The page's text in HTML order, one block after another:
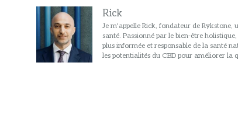
Rick
Je m'appelle Rick, fondateur de
santé. Passionné par le bien-être
plus informée et responsable de la santé
les potentialités du CBD pour améliorer la